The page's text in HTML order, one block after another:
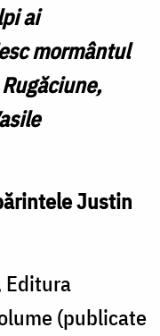
ai
mormântul
Justin
Editura
(publicate